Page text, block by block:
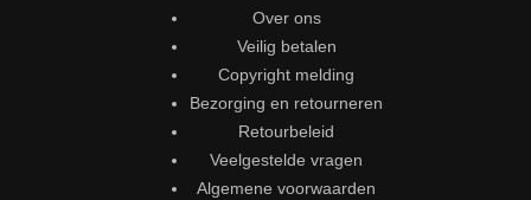
Over ons
Veilig betalen
Copyright melding
Bezorging en retourneren
Retourbeleid
Veelgestelde vragen
Algemene voorwaarden